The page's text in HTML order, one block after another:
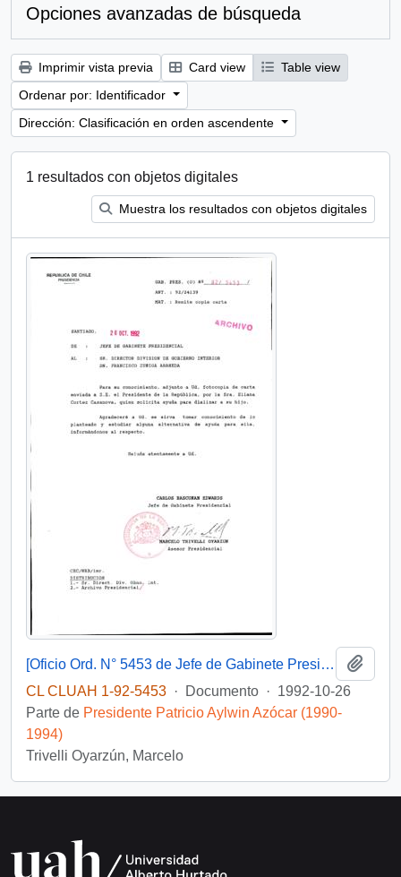
Opciones avanzadas de búsqueda
Imprimir vista previa Card view
Table view
Ordenar por: Identificador
Dirección: Clasificación en orden ascendente
1 resultados con objetos digitales
Muestra los resultados con objetos digitales
[Oficio Ord. N° 5453 de Jefe de Gabinete Presidencial, remite copia de carta]
CL CLUAH 1-92-5453 · Documento · 1992-10-26
Parte de Presidente Patricio Aylwin Azócar (1990-
1994)
Trivelli Oyarzún, Marcelo